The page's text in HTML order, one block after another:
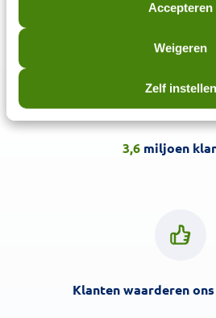
Accepteren
Weigeren
Zelf instellen
3,6miljoen
Klanten waarderen